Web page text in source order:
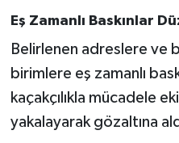
Eş Zamanlı Baskınlar
Belirlenen adreslere ve
birimlere eş zamanlı
kaçakçılıkla mücadele
yakalayarak gözaltına
Spor
Yaşam